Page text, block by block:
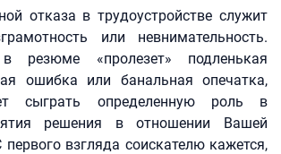
отказа в трудоустройстве служит
или невнимательность.
«пролезет» подленькая
ошибка или банальная опечатка,
сыграть определенную роль в
решения в отношении Вашей
взгляда соискателю кажется,